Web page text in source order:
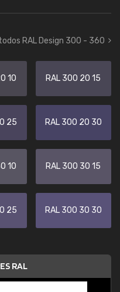
RAL Design 300 - 360
10 RAL 300 20 15
25 RAL 300 20 30
10 RAL 300 30 15
25 RAL 300 30 30
RAL